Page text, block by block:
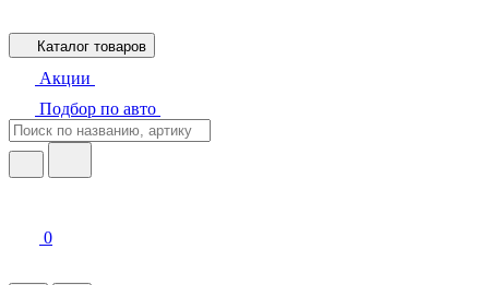
Каталог товаров
Акции
Подбор по авто
0